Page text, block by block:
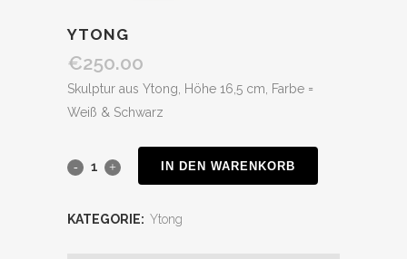
YTONG
€250.00
Skulptur aus Ytong, Höhe 16,5 cm, Farbe =
Weiß & Schwarz
IN DEN WARENKORB
KATEGORIE: Ytong